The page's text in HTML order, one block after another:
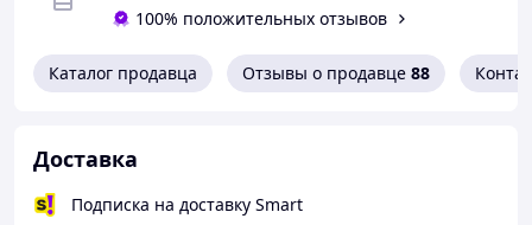
100% положительных отзывов
Каталог продавца Отзывы о продавце 88
Доставка
Подписка на доставку Smart